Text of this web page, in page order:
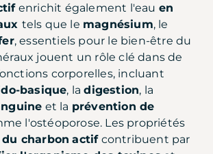
enrichit également l'eau en
tels que le magnésium, le
, essentiels pour le bien-être du
jouent un rôle clé dans de
corporelles, incluant
basique, ladigestion, la
et la prévention de
l'ostéoporose. Les propriétés
du charbon actifcontribuent par